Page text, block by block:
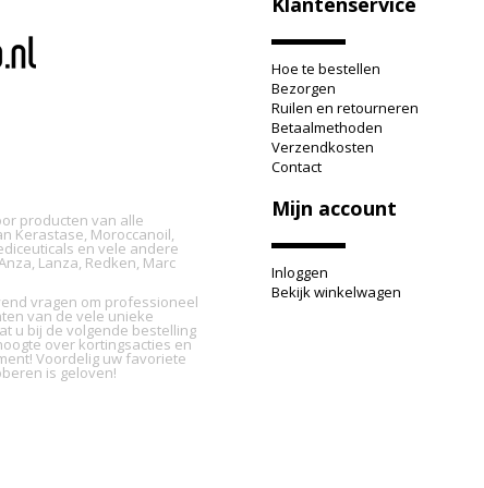
producten van alle
Kerastase, Moroccanoil,
en vele andere
Lanza, Redken, Marc
vragen om professioneel
van de vele unieke
u bij de volgende bestelling
over kortingsacties en
Voordelig uw favoriete
is geloven!
Hoe te bestellen
Bezorgen
Ruilen en retourneren
Betaalmethoden
Verzendkosten
Contact
Mijn account
Inloggen
Bekijk winkelwagen